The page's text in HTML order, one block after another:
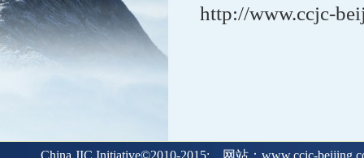
http://www.ccjc-
China JIC Initiative©2010-2015; 网站：www.ccjc-